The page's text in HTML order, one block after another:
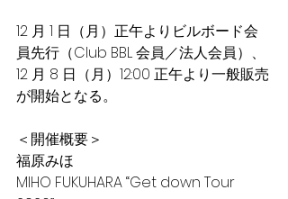
12 ⽉ 1 ⽇（⽉）正午よりビルボード会
員先⾏（Club BBL 会員／法⼈会員）、
12 ⽉ 8 ⽇（⽉）12:00 正午より⼀般販売
が開始となる。
＜開催概要＞
福原みほ
MIHO FUKUHARA “Get down Tour